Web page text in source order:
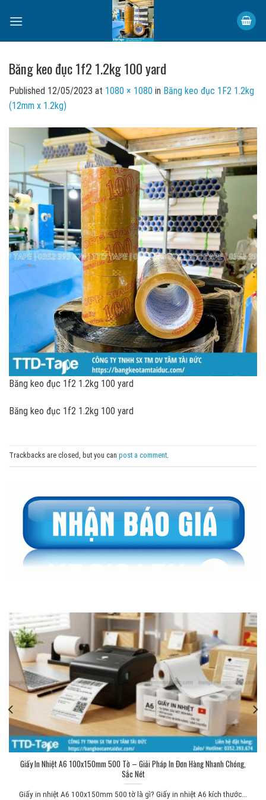
Băng keo đục 1f2 1.2kg 100 yard
Published 12/05/2023 at 1080 × 1080 in Băng keo đục 1F2 1.2kg
(12mm x 1.2kg)
Băng keo đục 1f2 1.2kg 100 yard
Băng keo đục 1f2 1.2kg 100 yard
Trackbacks are closed, but you can post a comment.
Giấy In Nhiệt A6 100x150mm 500 Tờ – Giải Pháp In Đơn Hàng Nhanh Chóng,
Sắc Nét
Giấy in nhiệt A6 100x150mm 500 tờ là gì? Giấy in nhiệt A6 kích thước...